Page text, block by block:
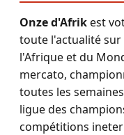
Onze d'Afrikest
toute l'actualité
l'Afrique et du
mercato,
toutes les
ligue des
compétitions